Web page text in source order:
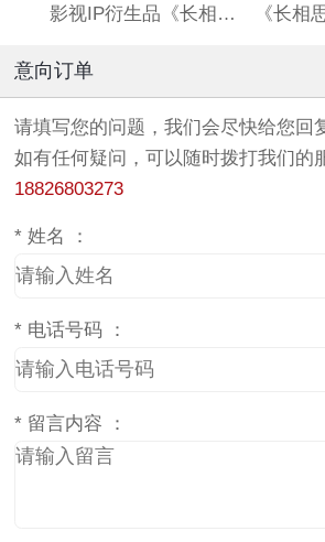
影视IP衍生品《长相思》双闪吧唧
意向订单
请填写您的问题，我们会尽快给您回
如有任何疑问，可以随时拨打我们的
18826803273
* 姓名 ：
* 电话号码 ：
* 留言内容 ：